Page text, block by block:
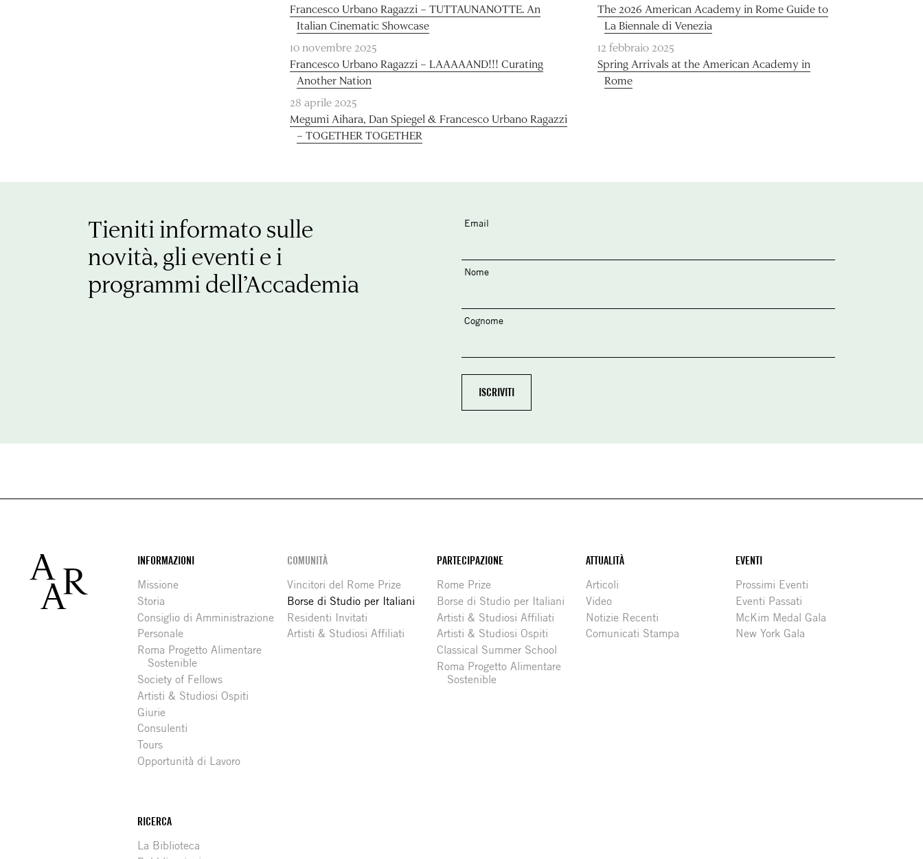
Francesco Urbano Ragazzi – TUTTAUNANOTTE. An
Italian Cinematic Showcase
10 novembre 2025
Francesco Urbano Ragazzi – LAAAAAND!!! Curating
Another Nation
28 aprile 2025
Megumi Aihara, Dan Spiegel & Francesco Urbano Ragazzi
– TOGETHER TOGETHER
The 2026 American Academy in Rome Guide to
La Biennale di Venezia
12 febbraio 2025
Spring Arrivals at the American Academy in
Rome
Tieniti informato sulle
novità, gli eventi e i
programmi dell’Accademia
Email
Nome
Cognome
Footer
INFORMAZIONI
Missione
Storia
Consiglio di Amministrazione
Personale
Roma Progetto Alimentare
Sostenible
Society of Fellows
Artisti & Studiosi Ospiti
Giurie
Consulenti
Tours
Opportunità di Lavoro
COMUNITÀ
Vincitori del Rome Prize
Borse di Studio per Italiani
Residenti Invitati
Artisti & Studiosi Affiliati
PARTECIPAZIONE
Rome Prize
Borse di Studio per Italiani
Artisti & Studiosi Affiliati
Artisti & Studiosi Ospiti
Classical Summer School
Roma Progetto Alimentare
Sostenible
ATTUALITÀ
Articoli
Video
Notizie Recenti
Comunicati Stampa
EVENTI
Prossimi Eventi
Eventi Passati
McKim Medal Gala
New York Gala
RICERCA
La Biblioteca